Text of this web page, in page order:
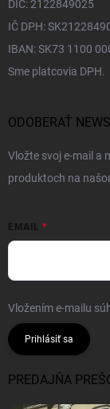
DIČ: 2122849025
IČ DPH:
IBAN: SK73 1100
Sme platcovia DPH.
ODOBERAŤ
Vložte svoj e-mail a
produktoch na
EMAIL
Vložením e-mailu
Prihlásiť sa
PREDAJŇA